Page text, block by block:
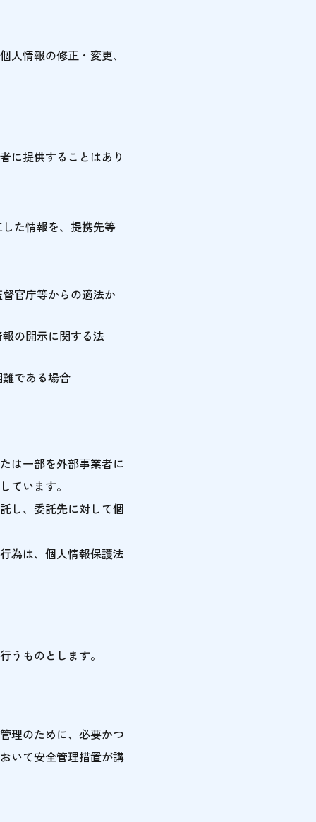
情報の修正・変更、
に提供することはあり
た情報を、提携先等
官庁等からの適法か
の開示に関する法
である場合
は一部を外部事業者に
ています。
し、委託先に対して個
為は、個人情報保護法
うものとします。
理のために、必要かつ
いて安全管理措置が講